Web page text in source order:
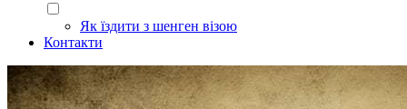
Як їздити з шенген візою
Контакти